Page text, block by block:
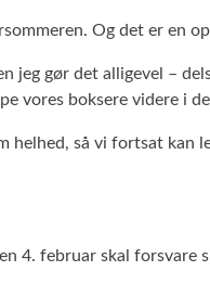
Og det er en
gør det alligevel –
vores boksere videre i
så vi fortsat kan
4. februar skal